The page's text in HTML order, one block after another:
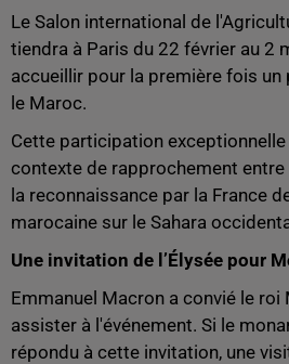
Le Salon international de
tiendra à Paris du 22 février au 2
accueillir pour la première fois un
le Maroc.
Cette participation
contexte de rapprochement entre
la reconnaissance par la France
marocaine sur le Sahara
Une invitation de l’Élysée pour
Emmanuel Macron a convié le roi
assister à l'événement. Si le
répondu à cette invitation, une